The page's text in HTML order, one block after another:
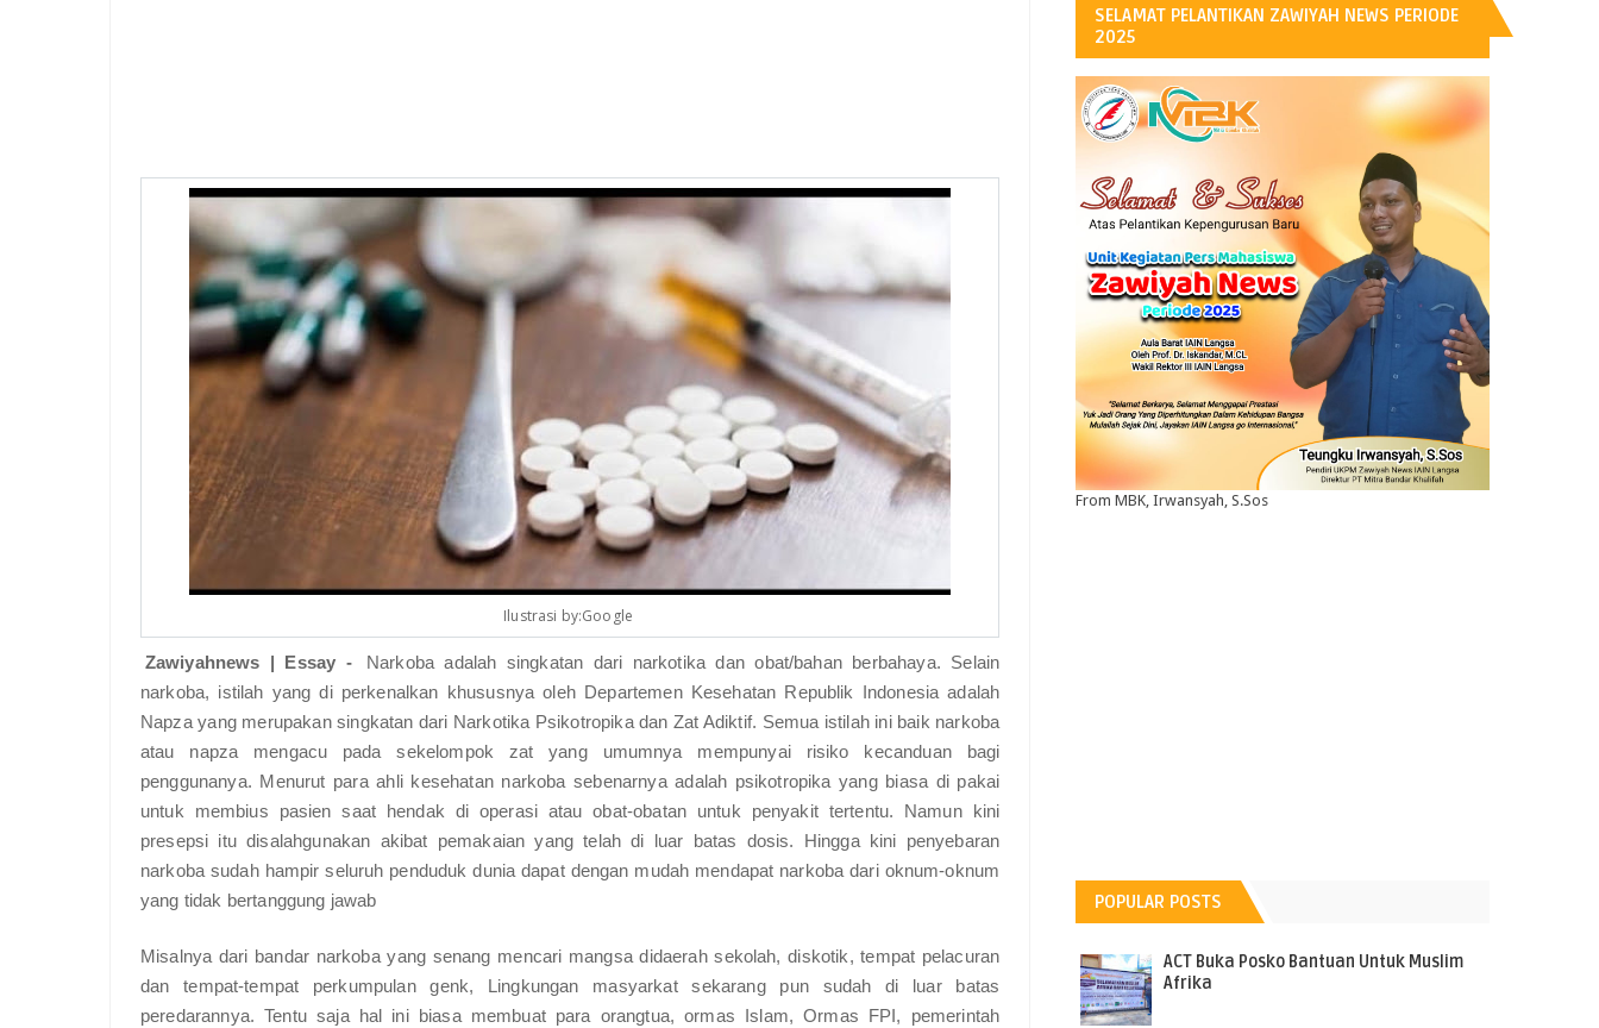
Ilustrasi by:Google
Zawiyahnews | Essay -
Narkoba adalah singkatan dari narkotika dan obat/bahan berbahaya. Selain
narkoba, istilah yang di perkenalkan khususnya oleh Departemen Kesehatan Republik Indonesia adalah
Napza yang merupakan singkatan dari Narkotika Psikotropika dan Zat Adiktif. Semua istilah ini baik narkoba
atau napza mengacu pada sekelompok zat yang umumnya mempunyai risiko kecanduan bagi
penggunanya. Menurut para ahli kesehatan narkoba sebenarnya adalah psikotropika yang biasa di pakai
untuk membius pasien saat hendak di operasi atau obat-obatan untuk penyakit tertentu. Namun kini
presepsi itu disalahgunakan akibat pemakaian yang telah di luar batas dosis. Hingga kini penyebaran
narkoba sudah hampir seluruh penduduk dunia dapat dengan mudah mendapat narkoba dari oknum-oknum
yang tidak bertanggung jawab
Misalnya dari bandar narkoba yang senang mencari mangsa didaerah sekolah, diskotik, tempat pelacuran
dan tempat-tempat perkumpulan genk, Lingkungan masyarkat sekarang pun sudah di luar batas
peredarannya. Tentu saja hal ini biasa membuat para orangtua, ormas Islam, Ormas FPI, pemerintah
SELAMAT PELANTIKAN ZAWIYAH NEWS PERIODE
2025
From MBK, Irwansyah, S.Sos
POPULAR POSTS
ACT Buka Posko Bantuan Untuk Muslim
Afrika